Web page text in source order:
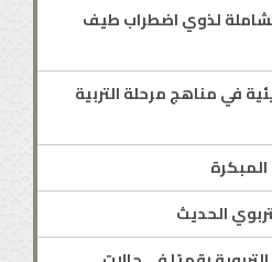
الشاملة لذوي اضطراب طيف
في مناهج مرحلة التربية
الحديث